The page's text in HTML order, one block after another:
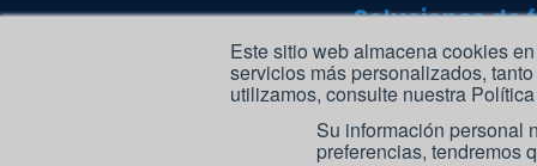
Este sitio web almacena cookies
servicios más personalizados,
utilizamos, consulte nuestra
Su información personal
preferencias, tendremos
Soluciones de
Atraiga y contrate
candidatos
Automatice sus